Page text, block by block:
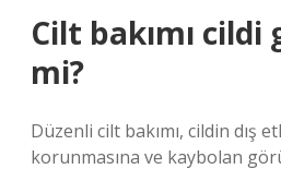
Cilt bakımı
mi?
Düzenli cilt bakımı, cildin dış
korunmasına ve kaybolan